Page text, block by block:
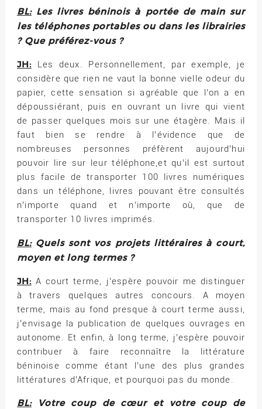
BL:Les livres béninois à portée de main sur
les téléphones portables ou dans les librairies
? Que préférez-vous ?
JH:Les deux. Personnellement, par exemple, je
considère que rien ne vaut la bonne vielle odeur du
papier, cette sensation si agréable que l’on a en
dépoussiérant, puis en ouvrant un livre qui vient
de passer quelques mois sur une étagère. Mais il
faut bien se rendre à l’évidence que de
nombreuses personnes préfèrent aujourd’hui
pouvoir lire sur leur téléphone,et qu’il est surtout
plus facile de transporter 100 livres numériques
dans un téléphone, livres pouvant être consultés
n’importe quand et n’importe où, que de
transporter 10 livres imprimés.
BL:Quels sont vos projets littéraires à court,
moyen et long termes ?
JH:A court terme, j’espère pouvoir me distinguer
à travers quelques autres concours. A moyen
terme, mais au fond presque à court terme aussi,
j’envisage la publication de quelques ouvrages en
autonome. Et enfin, à long terme, j’espère pouvoir
contribuer à faire reconnaître la littérature
béninoise comme étant l’une des plus grandes
littératures d’Afrique, et pourquoi pas du monde.
BL:Votre coup de cœur et votre coup de